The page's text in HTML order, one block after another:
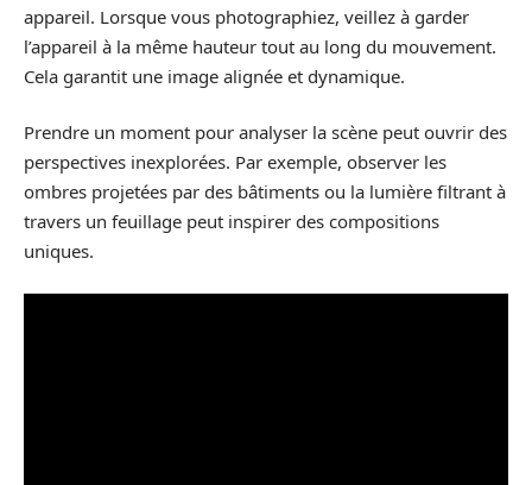
appareil. Lorsque vous photographiez, veillez à garder
l’appareil à la même hauteur tout au long du mouvement.
Cela garantit une image alignée et dynamique.
Prendre un moment pour analyser la scène peut ouvrir des
perspectives inexplorées. Par exemple, observer les
ombres projetées par des bâtiments ou la lumière filtrant à
travers un feuillage peut inspirer des compositions
uniques.